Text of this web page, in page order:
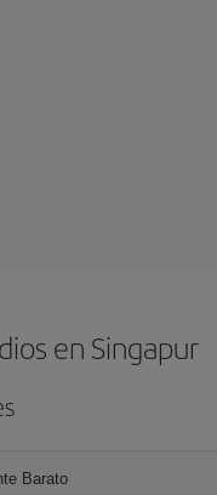
en Singapur
Barato